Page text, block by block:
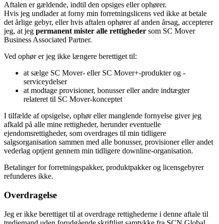
Aftalen er gældende, indtil den opsiges eller ophører.
Hvis jeg undlader at forny min forretningslicens ved ikke at betale
det årlige gebyr, eller hvis aftalen ophører af anden årsag, accepterer
jeg, at jeg permanent mister alle rettigheder som SC Mover
Business Associated Partner.
Ved ophør er jeg ikke længere berettiget til:
at sælge SC Mover- eller SC Mover+-produkter og -
serviceydelser
at modtage provisioner, bonusser eller andre indtægter
relateret til SC Mover-konceptet
I tilfælde af opsigelse, ophør eller manglende fornyelse giver jeg
afkald på alle mine rettigheder, herunder eventuelle
ejendomsrettigheder, som overdrages til min tidligere
salgsorganisation sammen med alle bonusser, provisioner eller andet
vederlag optjent gennem min tidligere downline-organisation.
Betalinger for forretningspakker, produktpakker og licensgebyrer
refunderes ikke.
Overdragelse
Jeg er ikke berettiget til at overdrage rettighederne i denne aftale til